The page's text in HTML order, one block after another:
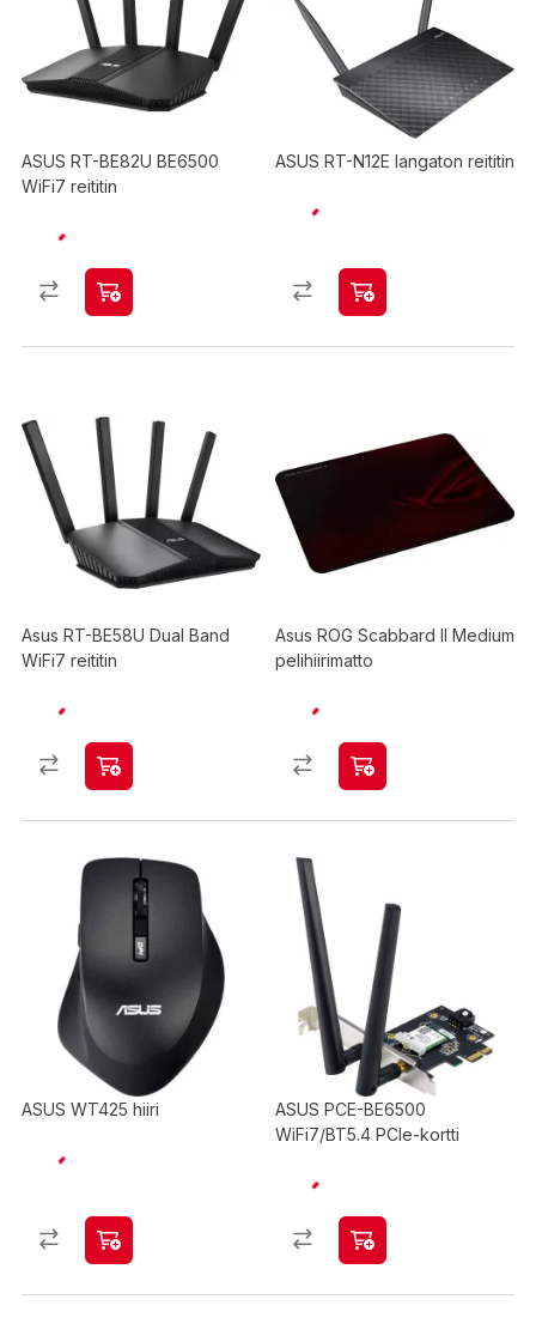
ASUS RT-BE82U BE6500
WiFi7 reititin
ASUS RT-N12E langaton reititin
Asus RT-BE58U Dual Band
WiFi7 reititin
Asus ROG Scabbard II Medium
pelihiirimatto
ASUS WT425 hiiri
ASUS PCE-BE6500
WiFi7/BT5.4 PCIe-kortti